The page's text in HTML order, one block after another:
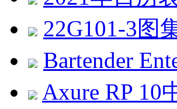
22G101-3图
Bartender
Axure RP 10